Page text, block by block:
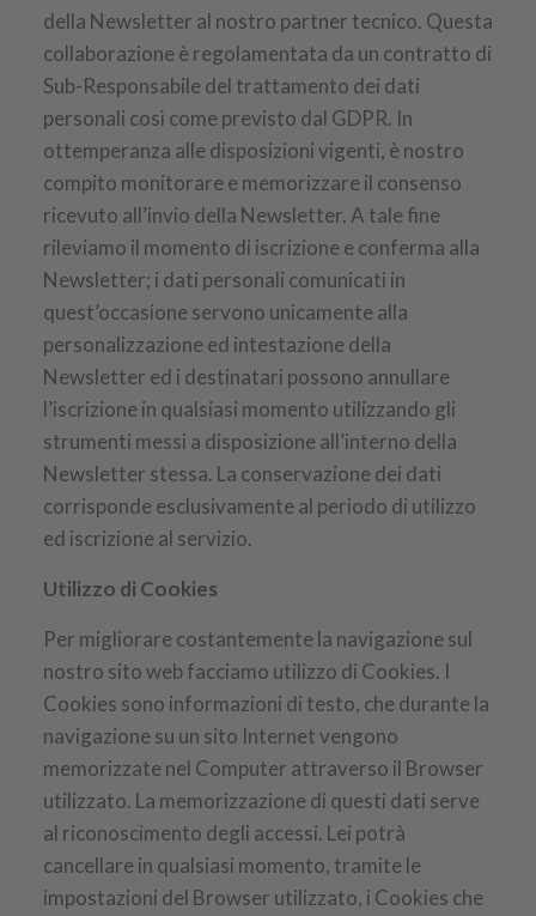
della Newsletter al nostro partner tecnico. Questa
collaborazione è regolamentata da un contratto di
Sub-Responsabile del trattamento dei dati
personali così come previsto dal GDPR. In
ottemperanza alle disposizioni vigenti, è nostro
compito monitorare e memorizzare il consenso
ricevuto all’invio della Newsletter. A tale fine
rileviamo il momento di iscrizione e conferma alla
Newsletter; i dati personali comunicati in
quest’occasione servono unicamente alla
personalizzazione ed intestazione della
Newsletter ed i destinatari possono annullare
l’iscrizione in qualsiasi momento utilizzando gli
strumenti messi a disposizione all’interno della
Newsletter stessa. La conservazione dei dati
corrisponde esclusivamente al periodo di utilizzo
ed iscrizione al servizio.
Utilizzo di Cookies
Per migliorare costantemente la navigazione sul
nostro sito web facciamo utilizzo di Cookies. I
Cookies sono informazioni di testo, che durante la
navigazione su un sito Internet vengono
memorizzate nel Computer attraverso il Browser
utilizzato. La memorizzazione di questi dati serve
al riconoscimento degli accessi. Lei potrà
cancellare in qualsiasi momento, tramite le
impostazioni del Browser utilizzato, i Cookies che